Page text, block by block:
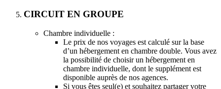
CIRCUIT EN GROUPE
Chambre individuelle :
Le prix de nos voyages est calculé sur la base
d’un hébergement en chambre double. Vous avez
la possibilité de choisir un hébergement en
chambre individuelle, dont le supplément est
disponible auprès de nos agences.
Si vous êtes seul(e) et souhaitez partager votre